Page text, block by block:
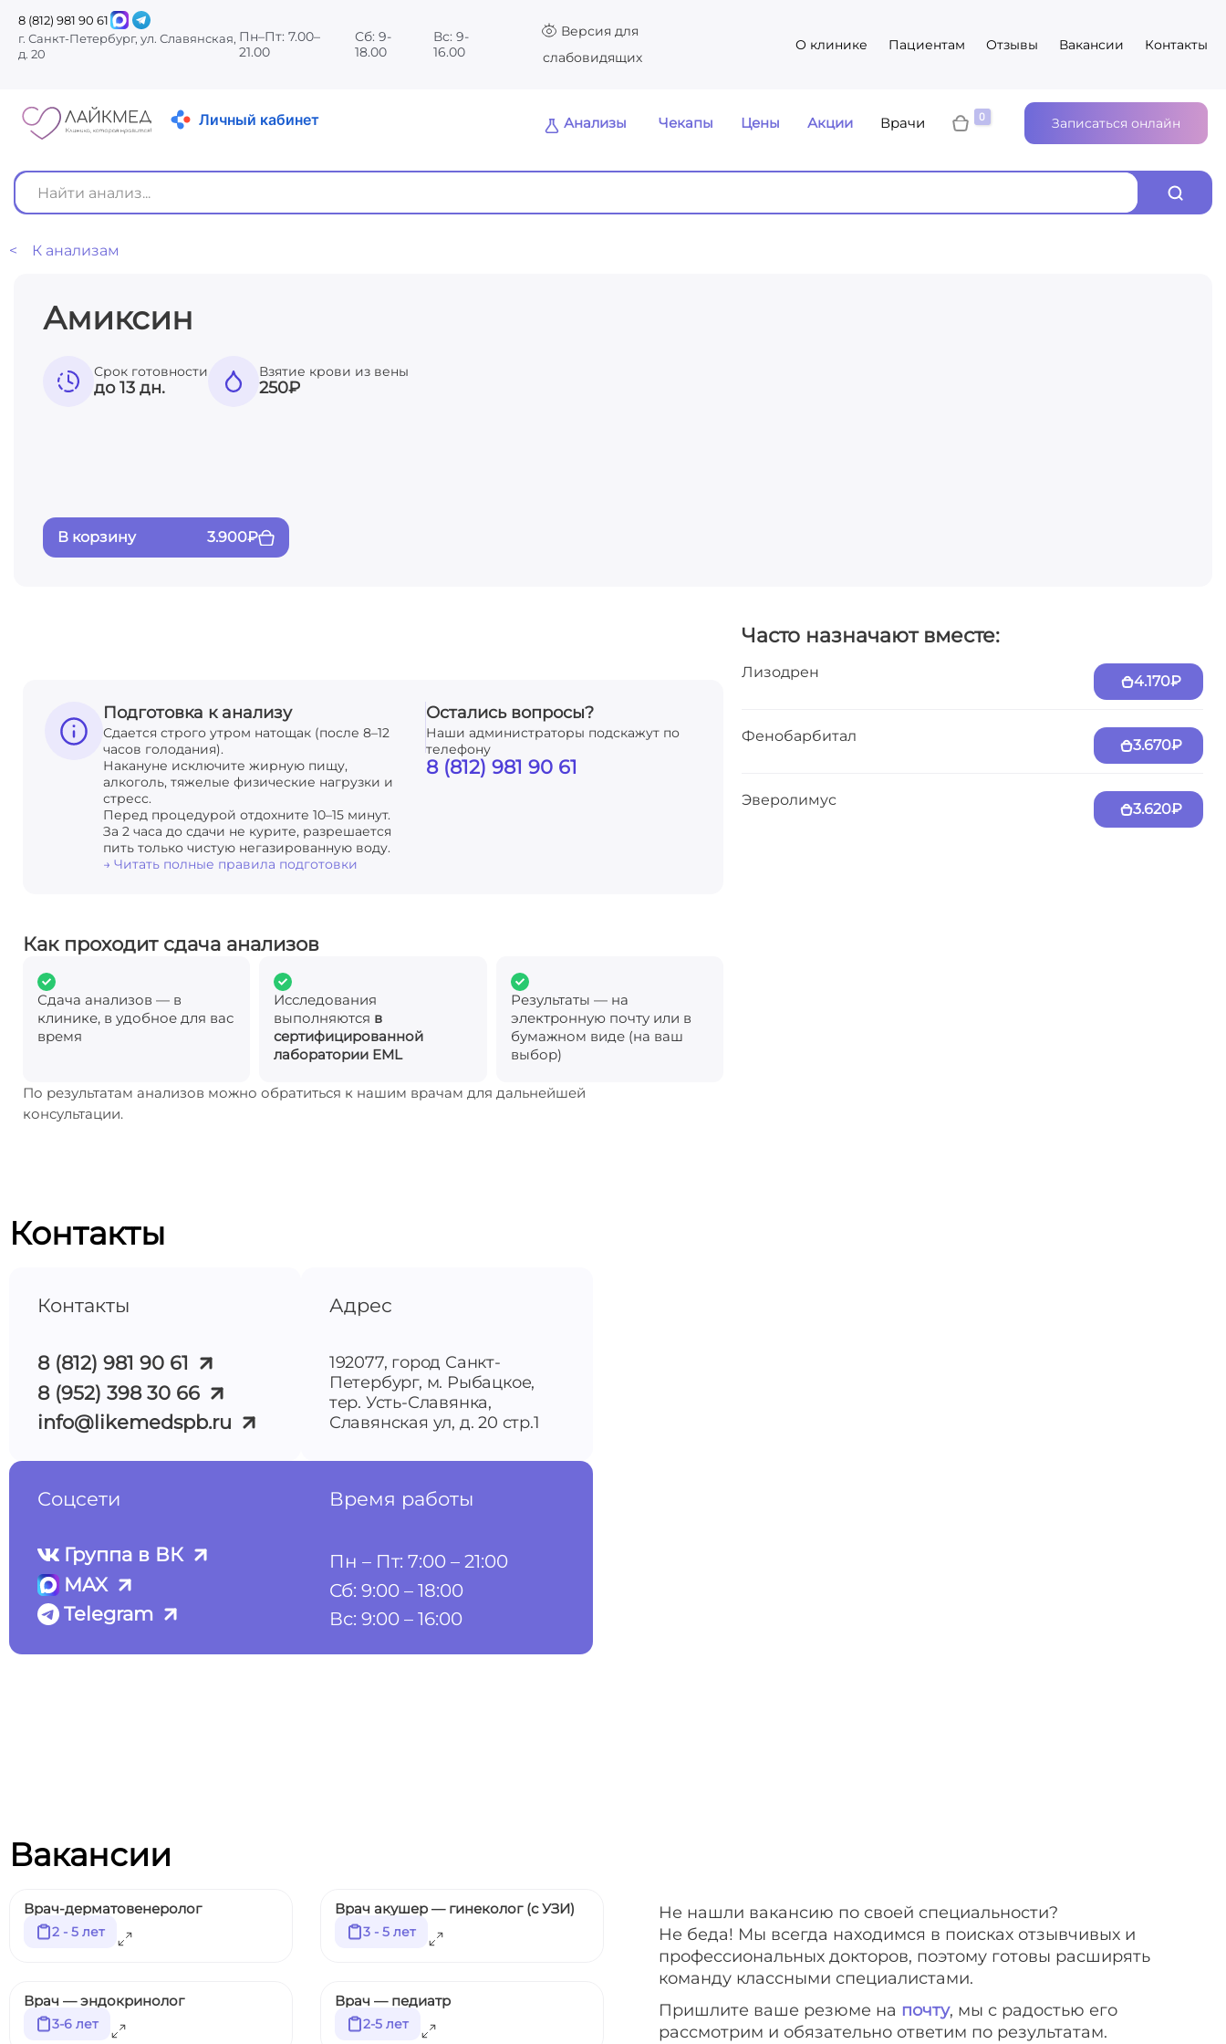
8 (812) 981 90 61
г. Санкт-Петербург, ул. Славянская,
д. 20
Пн–Пт: 7.00–
21.00
Сб: 9-
18.00
Вс: 9-
16.00
Версия для
слабовидящих
О клинике Пациентам Отзывы Вакансии Контакты
Личный кабинет Анализы Чекапы Цены Акции Врачи Записаться онлайн
< К анализам
Амиксин
Срок готовности
до 13 дн.
Взятие крови из вены
250₽
В корзину 3.900₽
Подготовка к анализу
Сдается строго утром натощак (после 8–12
часов голодания).
Накануне исключите жирную пищу,
алкоголь, тяжелые физические нагрузки и
стресс.
Перед процедурой отдохните 10–15 минут.
За 2 часа до сдачи не курите, разрешается
пить только чистую негазированную воду.
→ Читать полные правила подготовки
Остались вопросы?
Наши администраторы подскажут по
телефону
8 (812) 981 90 61
Как проходит сдача анализов
Сдача анализов — в
клинике, в удобное для вас
время
Исследования
выполняются в
сертифицированной
лаборатории EML
Результаты — на
электронную почту или в
бумажном виде (на ваш
выбор)
По результатам анализов можно обратиться к нашим врачам для дальнейшей
консультации.
Часто назначают вместе:
Лизодрен
4.170₽
Фенобарбитал
3.670₽
Эверолимус
3.620₽
Контакты
Контакты
8 (812) 981 90 61
8 (952) 398 30 66
info@likemedspb.ru
Адрес
192077, город Санкт-
Петербург, м. Рыбацкое,
тер. Усть-Славянка,
Славянская ул, д. 20 стр.1
Соцсети
Группа в ВК
MAX
Telegram
Время работы
Пн – Пт: 7:00 – 21:00
Сб: 9:00 – 18:00
Вс: 9:00 – 16:00
Вакансии
Врач-дерматовенеролог
2 - 5 лет
Врач акушер — гинеколог (с УЗИ)
3 - 5 лет
Врач — эндокринолог
3-6 лет
Врач — педиатр
2-5 лет
Не нашли вакансию по своей специальности?
Не беда! Мы всегда находимся в поисках отзывчивых и
профессиональных докторов, поэтому готовы расширять
команду классными специалистами.
Пришлите ваше резюме на почту, мы с радостью его
рассмотрим и обязательно ответим по результатам.